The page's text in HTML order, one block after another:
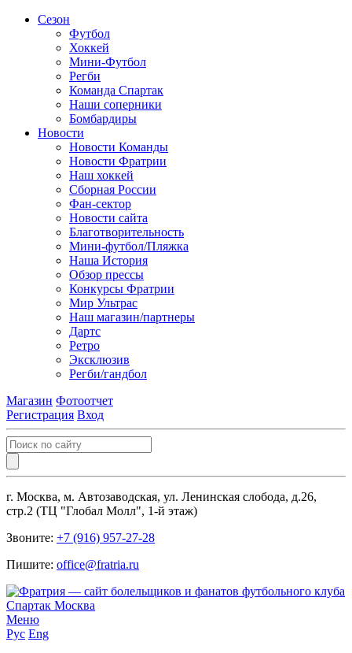
Сезон
Футбол
Хоккей
Мини-Футбол
Регби
Команда Спартак
Наши соперники
Бомбардиры
Новости
Новости Команды
Новости Фратрии
Наш хоккей
Сборная России
Фан-cектор
Новости сайта
Благотворительность
Мини-футбол/Пляжка
Наша История
Обзор прессы
Конкурсы Фратрии
Мир Ультрас
Наш магазин/партнеры
Дартс
Ретро
Эксклюзив
Регби/гандбол
Магазин Фотоотчет
Регистрация Вход
г. Москва, м. Автозаводская, ул. Ленинская слобода, д.26,
стр.2 (ТЦ "Глобал Молл", 1-й этаж)
Звоните: +7 (916) 957-27-28
Пишите: office@fratria.ru
Меню
Рус Eng